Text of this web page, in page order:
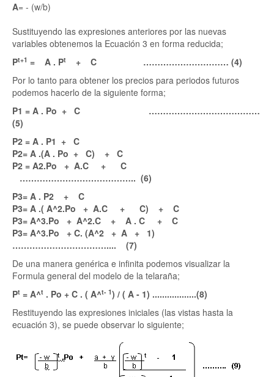
A= - (w/b)
Sustituyendo las expresiones anteriores por las nuevas
variables obtenemos la Ecuación 3 en forma reducida;
Pt+1 = A . Pt
+ C ………………………… (4)
Por lo tanto para obtener los precios para periodos futuros
podemos hacerlo de la siguiente forma;
P1 = A . Po + C …………………………………
(5)
P2 = A . P1 + C
P2= A .(A . Po + C) + C
P2 = A2.Po + A.C + C
………………………………….. (6)
P3= A . P2 + C
P3= A .( A^2.Po + A.C + C) + C
P3= A^3.Po + A^2.C + A . C + C
P3= A^3.Po + C. (A^2 + A + 1)
…………………………….... (7)
De una manera genérica e infinita podemos visualizar la
Formula general del modelo de la telaraña;
Pt = A^t . Po + C . ( A^t- 1) / ( A - 1) ..................(8)
Restituyendo las expresiones iniciales (las vistas hasta la
ecuación 3), se puede observar lo siguiente;